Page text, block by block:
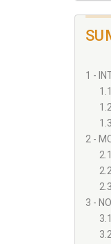
1 -
2 -
3 -